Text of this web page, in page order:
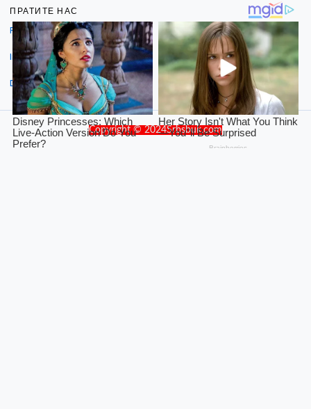
ПРАТИТЕ НАС
Facebook
Instagram
Dribbble
Copyright © 2024Srbsbuk.com